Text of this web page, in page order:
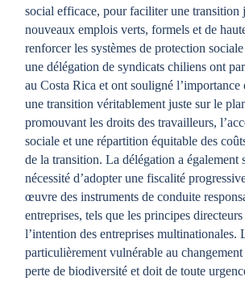
social efficace, pour faciliter une transition
nouveaux emplois verts, formels et de
renforcer les systèmes de protection
une délégation de syndicats chiliens ont
au Costa Rica et ont souligné l’importance
une transition véritablement juste sur le
promouvant les droits des travailleurs,
sociale et une répartition équitable des
de la transition. La délégation a également
nécessité d’adopter une fiscalité
œuvre des instruments de conduite
entreprises, tels que les principes
l’intention des entreprises
particulièrement vulnérable au
perte de biodiversité et doit de toute